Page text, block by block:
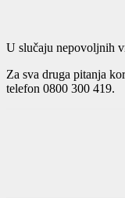
U slučaju nepovoljnih
Za sva druga pitanja
telefon 0800 300 419.